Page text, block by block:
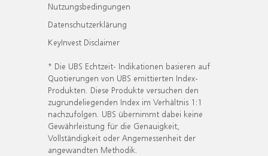
Nutzungsbedingungen
Datenschutzerklärung
KeyInvest Disclaimer
* Die UBS Echtzeit- Indikationen basieren auf
Quotierungen von UBS emittierten Index-
Produkten. Diese Produkte versuchen den
zugrundeliegenden Index im Verhältnis 1:1
nachzufolgen. UBS übernimmt dabei keine
Gewährleistung für die Genauigkeit,
Vollständigkeit oder Angemessenheit der
angewandten Methodik.